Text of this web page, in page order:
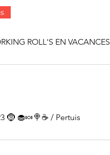
ROLL'S EN VACANCES
🤶 🧁🍬🍭☕ / Pertuis